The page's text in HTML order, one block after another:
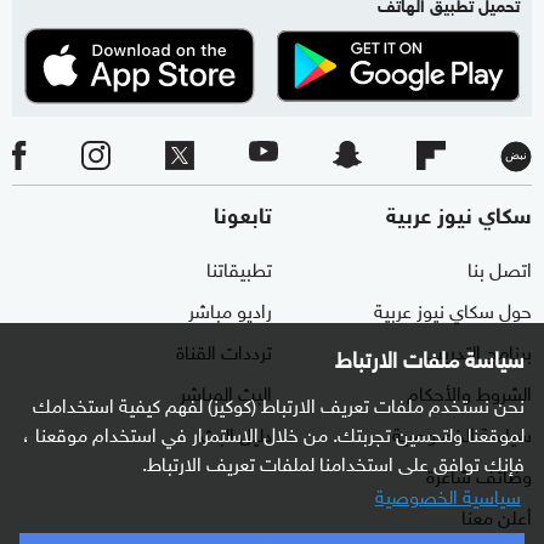
سياسة ملفات الارتباط
نحن نستخدم ملفات تعريف الارتباط (كوكيز) لفهم كيفية استخدامك
لموقعنا ولتحسين تجربتك. من خلال الاستمرار في استخدام موقعنا ،
فإنك توافق على استخدامنا لملفات تعريف الارتباط.
سياسية الخصوصية
سكاي نيوز عربية
اتصل بنا
حول سكاي نيوز عربية
برنامج التدريب
الشروط والأحكام
سياسة الخصوصية
وظائف شاغرة
أعلن معنا
تابعونا
تطبيقاتنا
راديو مباشر
ترددات القناة
البث المباشر
دليل البث